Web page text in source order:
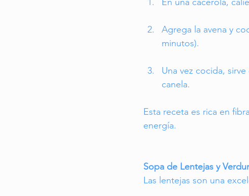
Agrega la avena y
minutos).
Una vez cocida,
canela.
Esta receta es rica en
energía.
Sopa de Lentejas y
Las lentejas son una